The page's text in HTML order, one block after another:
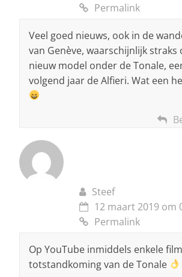
Permalink
Veel goed nieuws, ook in de
van Genève, waarschijnlijk straks
nieuw model onder de Tonale,
volgend jaar de Alfieri. Wat een
Steef
12 maart 2019 om
Permalink
Op YouTube inmiddels enkele
totstandkoming van de Tonale